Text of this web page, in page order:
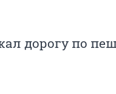
дорогу по